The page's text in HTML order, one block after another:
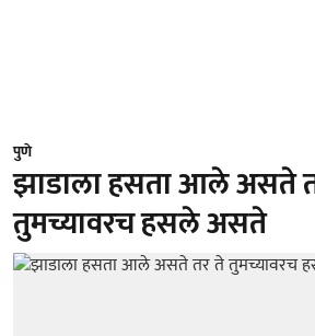
पुणे
झाडाला हसता आले असते
तुमच्यावरच हसले असते